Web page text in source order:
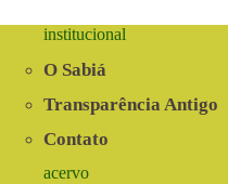
água?
Programa
institucional
O Sabiá
Transparência Antigo
Contato
acervo